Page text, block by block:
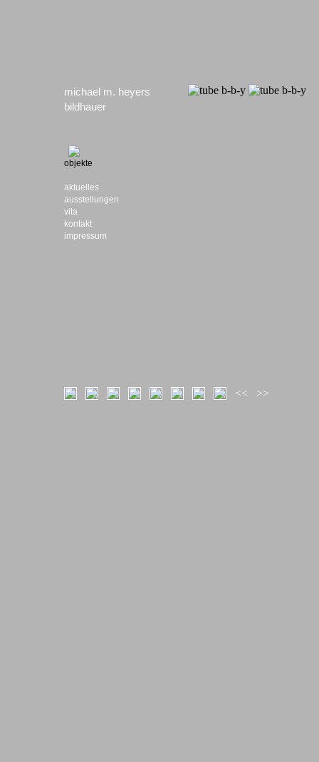
michael m. heyers
bildhauer
objekte
aktuelles
ausstellungen
vita
kontakt
impressum
<< >>